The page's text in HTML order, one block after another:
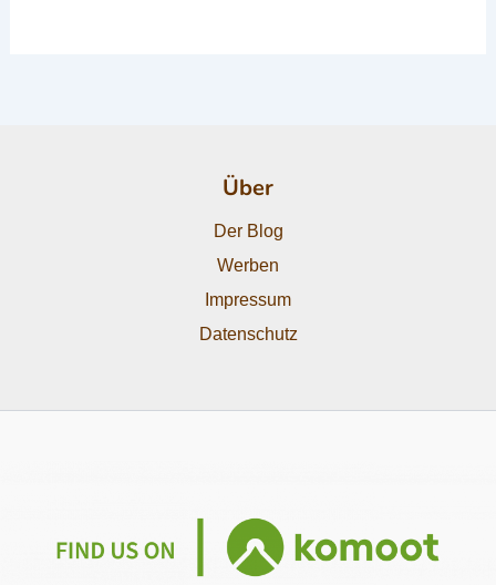
Über
Der Blog
Werben
Impressum
Datenschutz